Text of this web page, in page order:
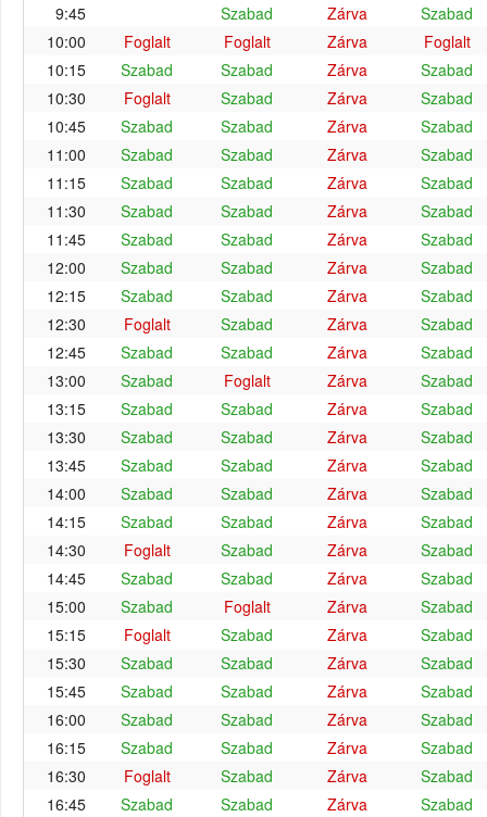
9:45
Szabad Zárva
Szabad
10:00
Foglalt Foglalt Zárva
Foglalt
10:15
Szabad Szabad Zárva
Szabad
10:30
Foglalt Szabad Zárva
Szabad
10:45
Szabad Szabad Zárva
Szabad
11:00
Szabad Szabad Zárva
Szabad
11:15
Szabad Szabad Zárva
Szabad
11:30
Szabad Szabad Zárva
Szabad
11:45
Szabad Szabad Zárva
Szabad
12:00
Szabad Szabad Zárva
Szabad
12:15
Szabad Szabad Zárva
Szabad
12:30
Foglalt Szabad Zárva
Szabad
12:45
Szabad Szabad Zárva
Szabad
13:00
Szabad Foglalt Zárva
Szabad
13:15
Szabad Szabad Zárva
Szabad
13:30
Szabad Szabad Zárva
Szabad
13:45
Szabad Szabad Zárva
Szabad
14:00
Szabad Szabad Zárva
Szabad
14:15
Szabad Szabad Zárva
Szabad
14:30
Foglalt Szabad Zárva
Szabad
14:45
Szabad Szabad Zárva
Szabad
15:00
Szabad Foglalt Zárva
Szabad
15:15
Foglalt Szabad Zárva
Szabad
15:30
Szabad Szabad Zárva
Szabad
15:45
Szabad Szabad Zárva
Szabad
16:00
Szabad Szabad Zárva
Szabad
16:15
Szabad Szabad Zárva
Szabad
16:30
Foglalt Szabad Zárva
Szabad
16:45
Szabad Szabad Zárva
Szabad